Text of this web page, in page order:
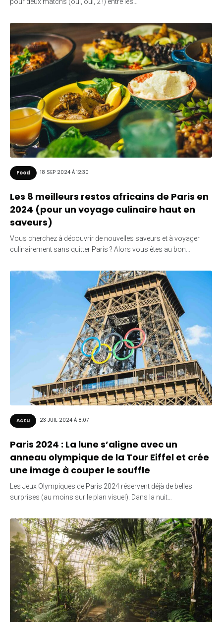
Food 18 SEP 2024 À 12:30
Les 8 meilleurs restos africains de Paris en
2024 (pour un voyage culinaire haut en
saveurs)
Vous cherchez à découvrir de nouvelles saveurs et à voyager
culinairement sans quitter Paris ? Alors vous êtes au bon…
Actu 23 JUIL 2024 À 8:07
Paris 2024 : La lune s’aligne avec un
anneau olympique de la Tour Eiffel et crée
une image à couper le souffle
Les Jeux Olympiques de Paris 2024 réservent déjà de belles
surprises (au moins sur le plan visuel). Dans la nuit…